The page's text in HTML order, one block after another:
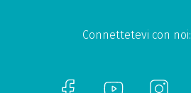
Connettetevi con noi: